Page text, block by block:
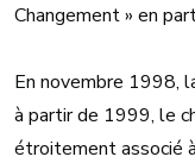
Changement » en
En novembre 1998,
à partir de 1999, le
étroitement associé